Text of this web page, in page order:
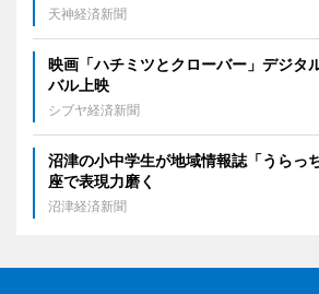
天神経済新聞
映画「ハチミツとクローバー」デジタ
バル上映
シブヤ経済新聞
沼津の小中学生が地域情報誌「うら
座で表現力磨く
沼津経済新聞